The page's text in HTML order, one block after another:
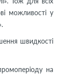
можливості у
швидкості
на